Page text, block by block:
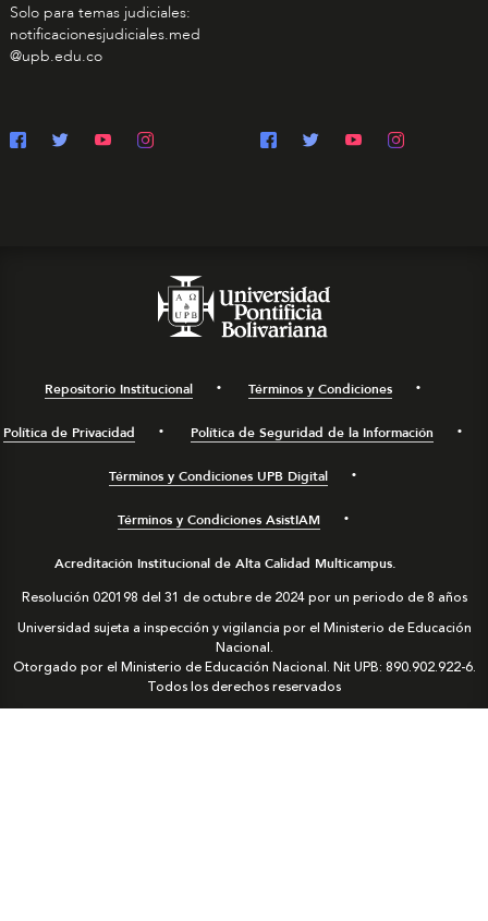
Solo para temas judiciales:
notificacionesjudiciales.med
@upb.edu.co
Repositorio Institucional Términos y Condiciones
Política de Privacidad Política de Seguridad de la Información
Términos y Condiciones UPB Digital
Términos y Condiciones AsistIAM
Acreditación Institucional de Alta Calidad Multicampus.
Resolución 020198 del 31 de octubre de 2024 por un periodo de 8 años
Universidad sujeta a inspección y vigilancia por el Ministerio de Educación
Nacional.
Otorgado por el Ministerio de Educación Nacional. Nit UPB: 890.902.922-6.
Todos los derechos reservados